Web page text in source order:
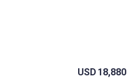
USD 18,880